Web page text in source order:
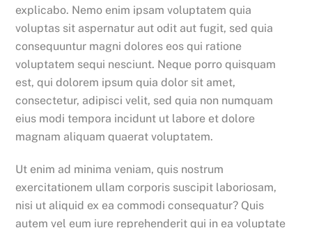
explicabo. Nemo enim ipsam voluptatem quia
voluptas sit aspernatur aut odit aut fugit, sed quia
consequuntur magni dolores eos qui ratione
voluptatem sequi nesciunt. Neque porro quisquam
est, qui dolorem ipsum quia dolor sit amet,
consectetur, adipisci velit, sed quia non numquam
eius modi tempora incidunt ut labore et dolore
magnam aliquam quaerat voluptatem.
Ut enim ad minima veniam, quis nostrum
exercitationem ullam corporis suscipit laboriosam,
nisi ut aliquid ex ea commodi consequatur? Quis
autem vel eum iure reprehenderit qui in ea voluptate